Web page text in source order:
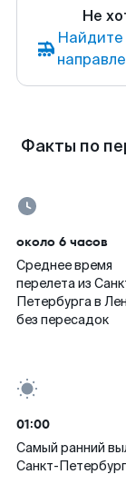
Не
Факты по
около 6 часов
Среднее время
перелета из
Петербурга в
без пересадок
01:00
Самый ранний
Санкт-